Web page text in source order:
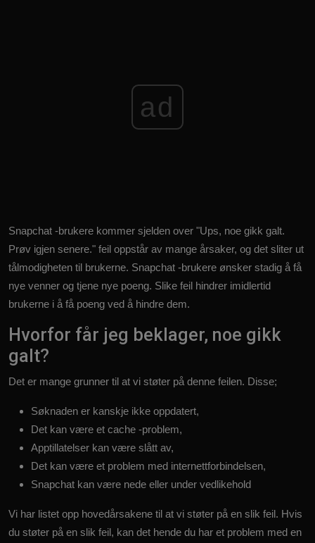
ad
Snapchat -brukere kommer sjelden over "Ups, noe gikk galt.
Prøv igjen senere." feil oppstår av mange årsaker, og det sliter ut
tålmodigheten til brukerne. Snapchat -brukere ønsker stadig å få
nye venner og tjene nye poeng. Slike feil hindrer imidlertid
brukerne i å få poeng ved å hindre dem.
Hvorfor får jeg beklager, noe gikk
galt?
Det er mange grunner til at vi støter på denne feilen. Disse;
Søknaden er kanskje ikke oppdatert,
Det kan være et cache -problem,
Apptillatelser kan være slått av,
Det kan være et problem med internettforbindelsen,
Snapchat kan være nede eller under vedlikehold
Vi har listet opp hovedårsakene til at vi støter på en slik feil. Hvis
du støter på en slik feil, kan det hende du har et problem med en